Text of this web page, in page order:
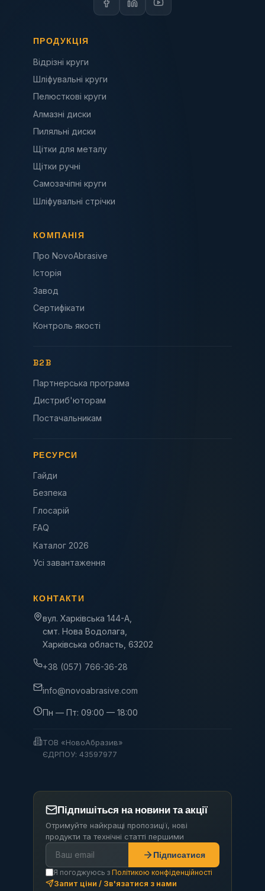
ПРОДУКЦІЯ
Відрізні круги
Шліфувальні круги
Пелюсткові круги
Алмазні диски
Пиляльні диски
Щітки для металу
Щітки ручні
Самозачіпні круги
Шліфувальні стрічки
КОМПАНІЯ
Про NovoAbrasive
Історія
Завод
Сертифікати
Контроль якості
B2B
Партнерська програма
Дистриб'юторам
Постачальникам
РЕСУРСИ
Гайди
Безпека
Глосарій
FAQ
Каталог 2026
Усі завантаження
КОНТАКТИ
вул. Харківська 144-А,
смт. Нова Водолага,
Харківська область, 63202
+38 (057) 766-36-28
info@novoabrasive.com
Пн — Пт: 09:00 — 18:00
ТОВ «НовоАбразив»
ЄДРПОУ: 43597977
Підпишіться на новини та акції
Отримуйте найкращі пропозиції, нові
продукти та технічні статті першими
Підписатися
Я погоджуюсь з Політикою конфіденційності
Запит ціни / Зв'язатися з нами